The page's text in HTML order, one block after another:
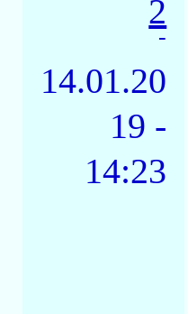
2
-
14.01.20
19 -
14:23